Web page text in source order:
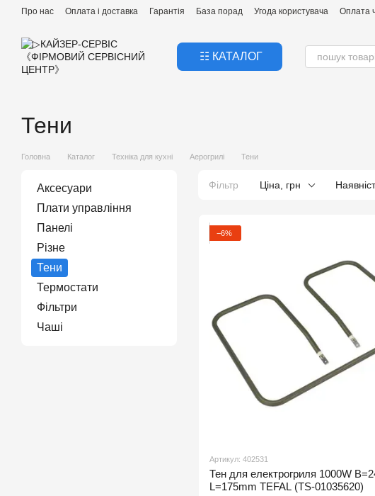
Перейти к основному контенту
Про нас Оплата і доставка Гарантія База порад Угода користувача Оплата
☷ КАТАЛОГ
Тени
Головна Каталог Техніка для кухні Аерогрилі Тени
Фільтр Ціна, грн
−6%
Артикул: 402531
Тен для електрогриля 1000W
L=175mm TEFAL (TS-01035620)
Аксесуари
Плати управління
Панелі
Різне
Тени
Термостати
Фільтри
Чаші